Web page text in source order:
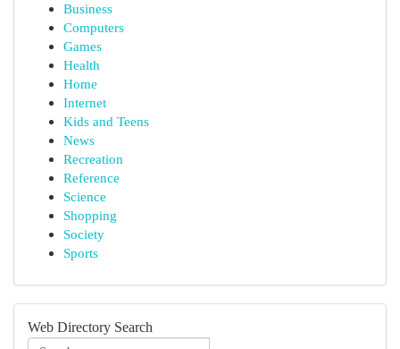
Business
Computers
Games
Health
Home
Internet
Kids and Teens
News
Recreation
Reference
Science
Shopping
Society
Sports
Web Directory Search